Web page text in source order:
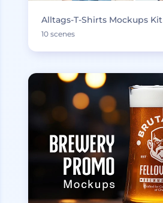
Alltags-T-Shirts Mockups Kit
10 scenes